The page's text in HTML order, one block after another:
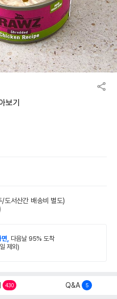
보기
/도서산간 배송비 별도)
면, 다음날 95% 도착
제외)
430 Q&A 5